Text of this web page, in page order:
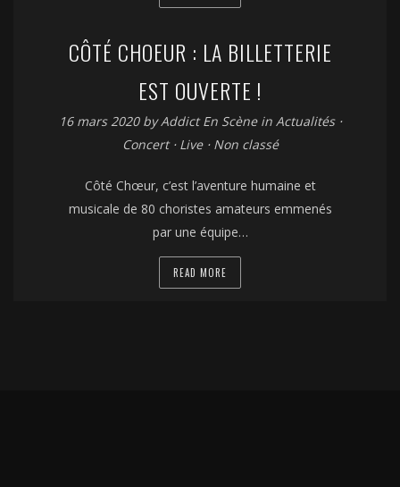
CÔTÉ CHOEUR : LA BILLETTERIE
EST OUVERTE !
16 mars 2020 byAddict En Scène in Actualités⋅
Concert⋅ Live⋅ Non classé
Côté Chœur, c’est l’aventure humaine et
musicale de 80 choristes amateurs emmenés
par une équipe…
READ MORE